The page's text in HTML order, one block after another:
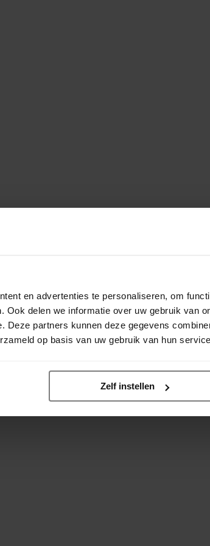
en advertenties te personaliseren, om
Ook delen we informatie over uw gebruik van
Deze partners kunnen deze gegevens
op basis van uw gebruik van hun
Zelf instellen